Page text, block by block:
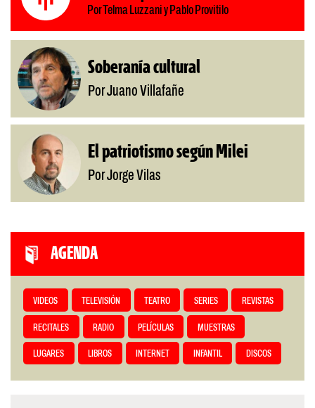
Por Telma Luzzani y Pablo Provitilo
Soberanía cultural
Por Juano Villafañe
El patriotismo según Milei
Por Jorge Vilas
AGENDA
VIDEOS TELEVISIÓN TEATRO SERIES REVISTAS
RECITALES RADIO PELÍCULAS MUESTRAS
LUGARES LIBROS INTERNET INFANTIL DISCOS